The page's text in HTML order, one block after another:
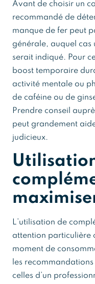
Avant de choisir un
recommandé de
manque de fer peut
générale, auquel cas
serait indiqué. Pour
boost temporaire
activité mentale ou
de caféine ou de
Prendre conseil
peut grandement
judicieux.
L’utilisation de
attention particulière
moment de
les
celles d’un